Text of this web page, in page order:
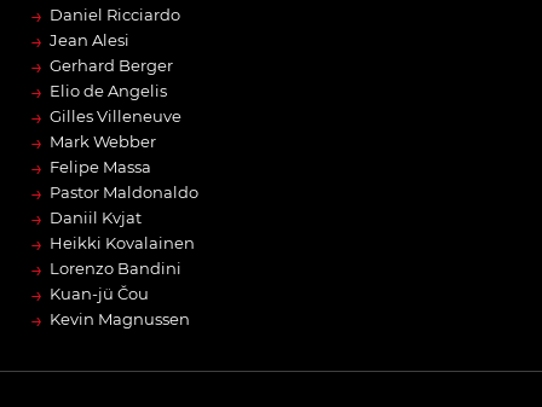
→ Daniel Ricciardo
→ Jean Alesi
→ Gerhard Berger
→ Elio de Angelis
→ Gilles Villeneuve
→ Mark Webber
→ Felipe Massa
→ Pastor Maldonaldo
→ Daniil Kvjat
→ Heikki Kovalainen
→ Lorenzo Bandini
→ Kuan-jü Čou
→ Kevin Magnussen